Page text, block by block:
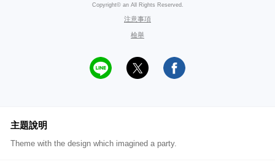
Copyright© an All Rights Reserved.
注意事項
檢舉
主題說明
Theme with the design which imagined a party.